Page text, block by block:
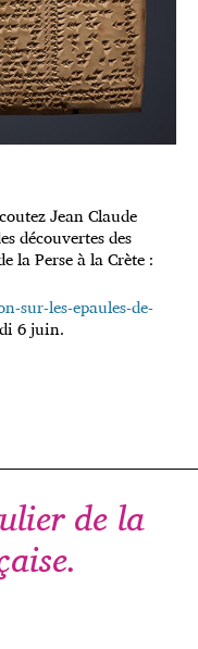
Jean Claude
découvertes des
la Perse à la Crète :
sur-les-epaules-de-
6 juin.
de la